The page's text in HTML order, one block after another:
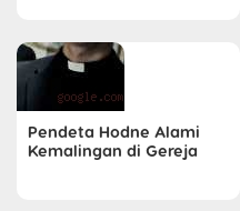
Pendeta Hodne Alami
Kemalingan di Gereja